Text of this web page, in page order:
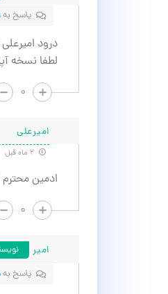
پاسخ به
درود امیرعلی
لطفا نسخه
۰
امیرعلی
ادمین
۰
امیر
پاسخ به